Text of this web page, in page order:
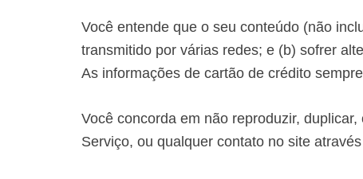
Você entende que o seu conteúdo (não
transmitido por várias redes; e (b) sofrer
As informações de cartão de crédito
Você concorda em não reproduzir,
Serviço, ou qualquer contato no site